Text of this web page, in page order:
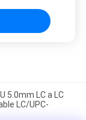
5.0mm LC a LC
LC/UPC-